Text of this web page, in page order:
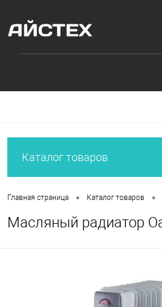
Каталог товаров
Главная страница • Каталог товаров •
Масляный радиатор